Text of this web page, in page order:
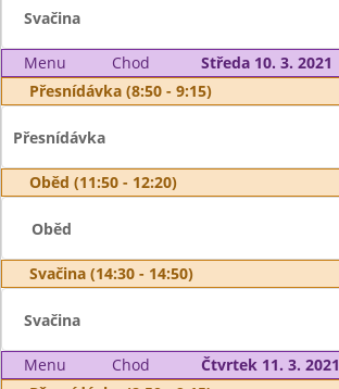
Svačina
Menu Chod
Středa 10. 3. 2021
Přesnídávka (8:50 - 9:15)
Přesnídávka
Oběd (11:50 - 12:20)
Oběd
Svačina (14:30 - 14:50)
Svačina
Menu Chod
Čtvrtek 11. 3. 2021